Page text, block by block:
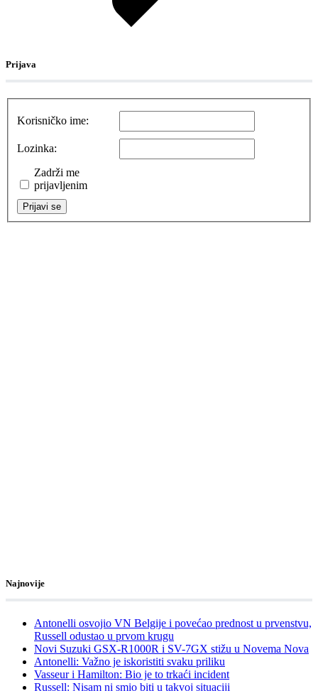
Prijava
Korisničko ime:
Lozinka:
Zadrži me
prijavljenim
Prijavi se
Najnovije
Antonelli osvojio VN Belgije i povećao prednost u prvenstvu,
Russell odustao u prvom krugu
Novi Suzuki GSX-R1000R i SV-7GX stižu u Novema Nova
Antonelli: Važno je iskoristiti svaku priliku
Vasseur i Hamilton: Bio je to trkaći incident
Russell: Nisam ni smio biti u takvoj situaciji